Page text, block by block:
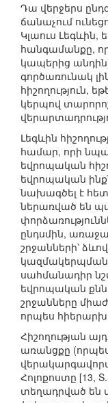
Դա վերջերս
ճանաչում
Կլաուս Լեգևին,
հանգամանքը,
կապերից
գործառունակ
հիշողություն,
կերպով
Լեգևին
համար, որի
եվրոպական
եվրոպական
նախագծել է
ներառված են
ընդսմին,
շրջանների՝
կազմակերպման
սահմանադիր
եվրոպական
շրջանները
որպես
Հիշողության
առանցքը
Հոլոքոստը [13,
տեղադրված են